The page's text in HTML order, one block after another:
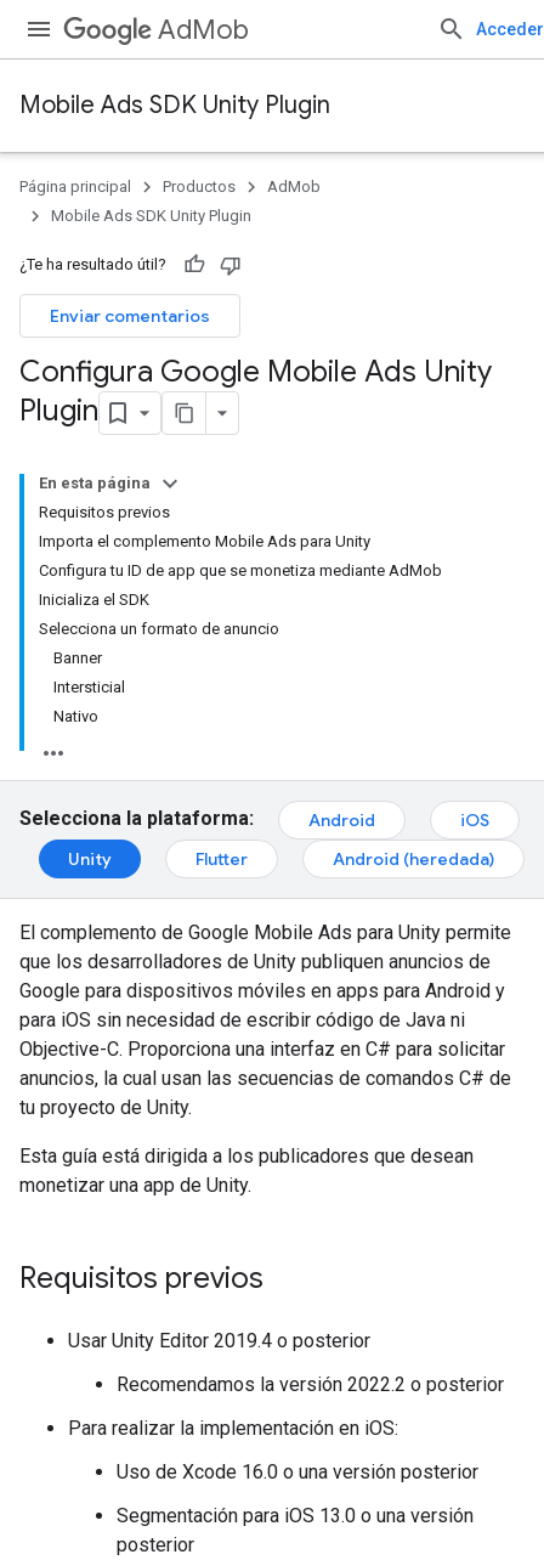
AdMob Acceder
Mobile Ads SDK Unity Plugin
Página principal Productos
AdMob
Mobile Ads SDK Unity Plugin
¿Te ha resultado útil?
Enviar comentarios
Configura Google Mobile Ads Unity
Plugin
En esta página
Requisitos previos
Importa el complemento Mobile Ads para Unity
Configura tu ID de app que se monetiza mediante AdMob
Inicializa el SDK
Selecciona un formato de anuncio
Banner
Intersticial
Nativo
Selecciona la plataforma: Android
iOS
Unity
Flutter Android (heredada)
El complemento de Google Mobile Ads para Unity permite
que los desarrolladores de Unity publiquen anuncios de
Google para dispositivos móviles en apps para Android y
para iOS sin necesidad de escribir código de Java ni
Objective-C. Proporciona una interfaz en C# para solicitar
anuncios, la cual usan las secuencias de comandos C# de
tu proyecto de Unity.
Esta guía está dirigida a los publicadores que desean
monetizar una app de Unity.
Requisitos previos
Usar Unity Editor 2019.4 o posterior
Recomendamos la versión 2022.2 o posterior
Para realizar la implementación en iOS:
Uso de Xcode 16.0 o una versión posterior
Segmentación para iOS 13.0 o una versión
posterior